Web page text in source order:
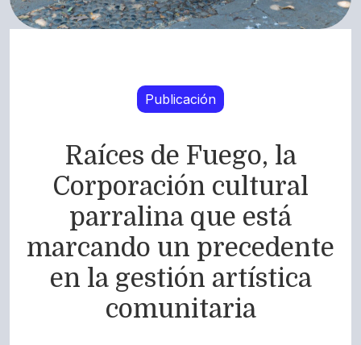
Publicación
Raíces de Fuego, la
Corporación cultural
parralina que está
marcando un precedente
en la gestión artística
comunitaria